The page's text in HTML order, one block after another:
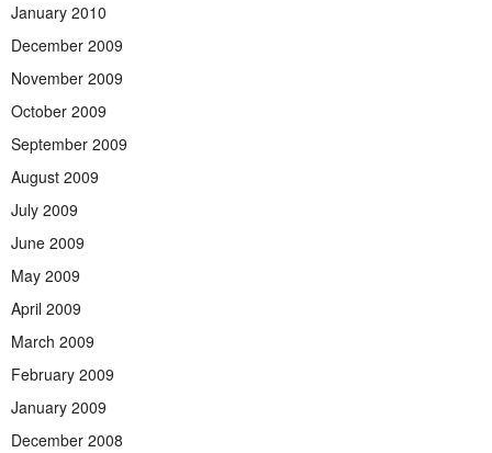
January 2010
December 2009
November 2009
October 2009
September 2009
August 2009
July 2009
June 2009
May 2009
April 2009
March 2009
February 2009
January 2009
December 2008